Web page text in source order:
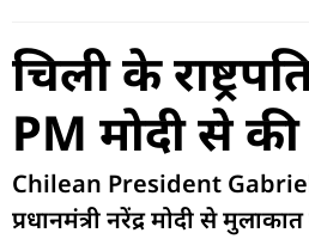
चिली के
PM मोदी से
Chilean President Gabriel
प्रधानमंत्री नरेंद्र मोदी से